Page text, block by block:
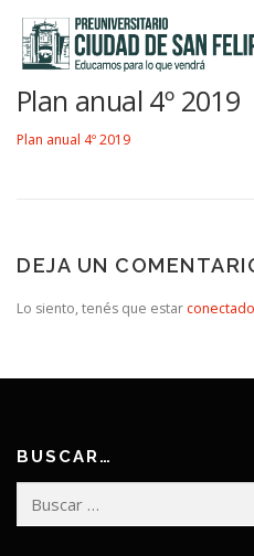
contenido
Plan anual 4º 2019
Plan anual 4º 2019
DEJA UN
Lo siento, tenés que estar conectado
BUSCAR…